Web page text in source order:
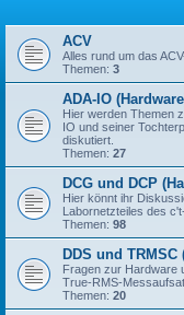
ACV
Alles rund um das
Themen: 3
ADA-IO
Hier werden Themen
IO und seiner
diskutiert.
Themen: 27
DCG und DCP
Hier könnt ihr
Labornetzteiles des
Themen: 98
DDS und TRMSC
Fragen zur Hardware
True-RMS-
Themen: 20